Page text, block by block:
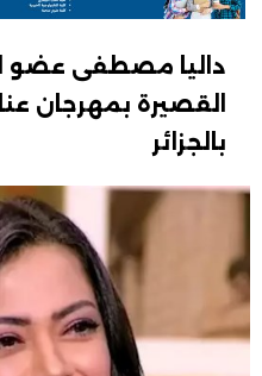
داليا مصطفى عضو
القصيرة بمهرجان
بالجزائر